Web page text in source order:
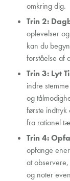
omkring dig.
Trin 2:
oplevelser
kan du
forståelse af
Trin 3: Lyt
indre
og
første indtryk
fra rationel
Trin 4:
opfange
at
og noter